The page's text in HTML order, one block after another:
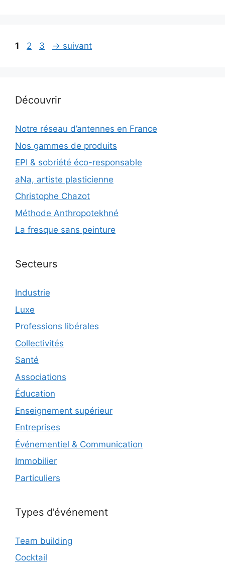
Page
1 Page
2 Page
3 → suivant
Découvrir
Notre réseau d’antennes en France
Nos gammes de produits
EPI & sobriété éco-responsable
aNa, artiste plasticienne
Christophe Chazot
Méthode Anthropotekhné
La fresque sans peinture
Secteurs
Industrie
Luxe
Professions libérales
Collectivités
Santé
Associations
Éducation
Enseignement supérieur
Entreprises
Événementiel & Communication
Immobilier
Particuliers
Types d’événement
Team building
Cocktail